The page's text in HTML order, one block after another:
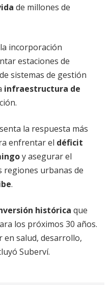
de millones de
incorporación
estaciones de
de sistemas de gestión
infraestructura de
la respuesta más
enfrentar el déficit
y asegurar el
regiones urbanas de
.
histórica que
los próximos 30 años.
en salud, desarrollo,
Suberví.